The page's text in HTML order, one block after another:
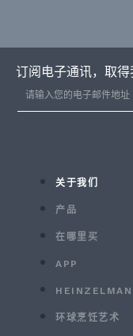
订阅电子通讯，取
关于我们
产品
在哪里买
APP
环球烹饪艺术